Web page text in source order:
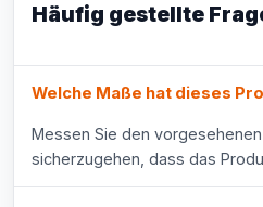
Häufig gestellte
Welche Maße hat dieses
Messen Sie den
sicherzugehen, dass das